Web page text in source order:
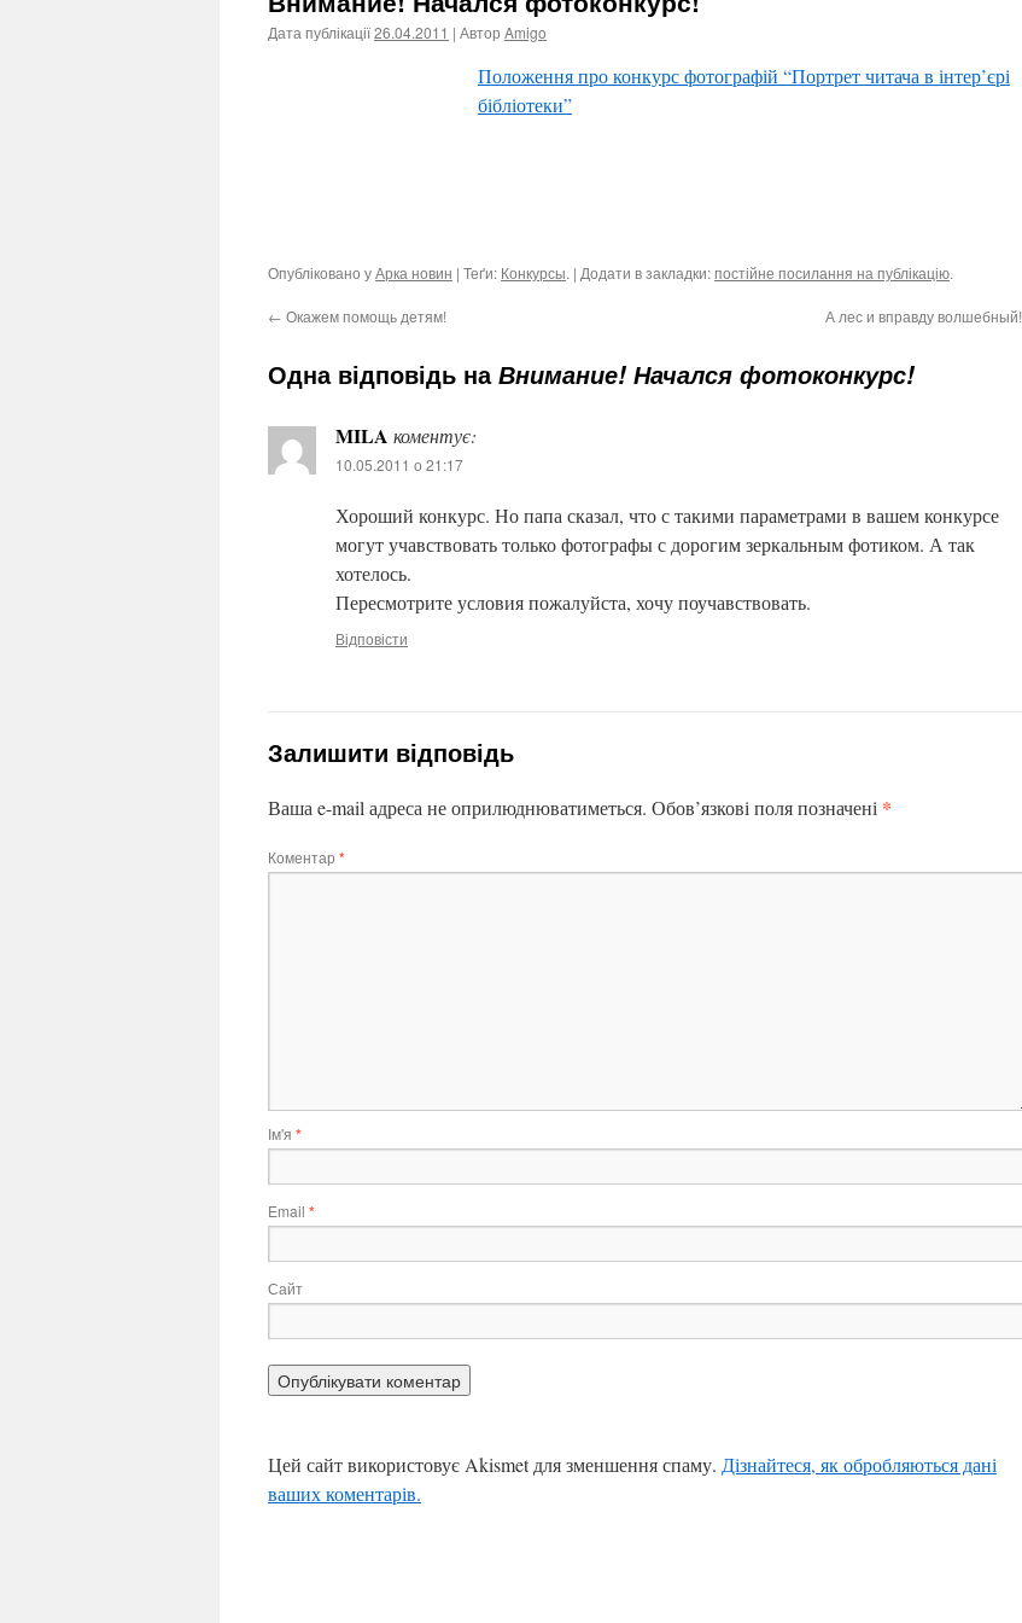
Дата публікації26.04.2011 | Автор Amigo
Положення про конкурс фотографій “Портрет читача в інтер’єрі
бібліотеки”
Опубліковано уАрка новин | Теґи: Конкурсы. | Додати в закладки:постійне посилання на публікацію.
← Окажем помощь детям! А лес и вправду волшебный!
Одна відповідь наВнимание! Начался фотоконкурс!
MILA коментує:
10.05.2011 о 21:17
Хороший конкурс. Но папа сказал, что с такими параметрами в вашем конкурсе
могут учавствовать только фотографы с дорогим зеркальным фотиком. А так
хотелось.
Пересмотрите условия пожалуйста, хочу поучавствовать.
Відповісти
Залишити відповідь
Ваша e-mail адреса не оприлюднюватиметься. Обов’язкові поля позначені *
Коментар *
Ім'я *
Email *
Сайт
Цей сайт використовує Akismet для зменшення спаму. Дізнайтеся, як обробляються дані
ваших коментарів.